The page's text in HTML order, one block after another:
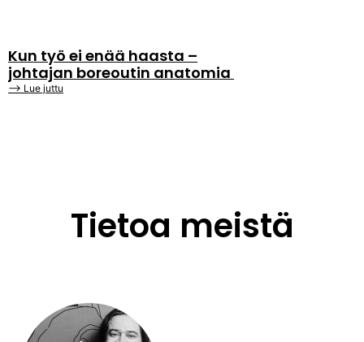
Kun työ ei enää haasta –
johtajan boreoutin anatomia
⟶ Lue juttu
Tietoa meistä